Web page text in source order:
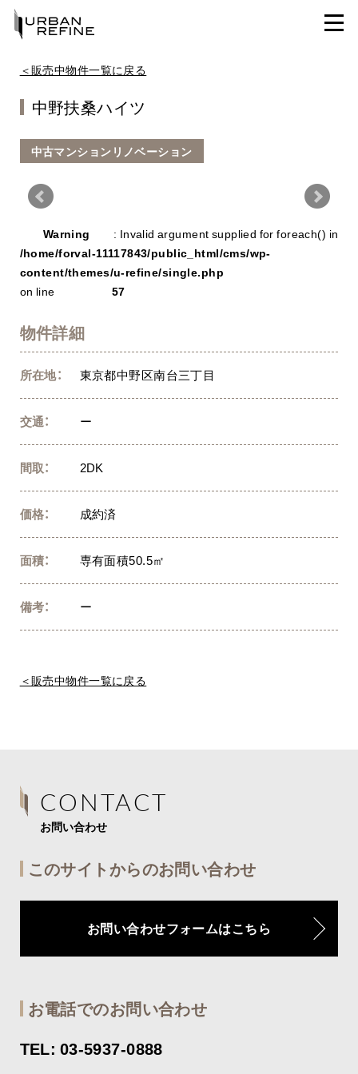
＜販売中物件一覧に戻る
中野扶桑ハイツ
中古マンションリノベーション
Warning
: Invalid argument supplied for foreach() in
/home/forval-11117843/public_html/cms/wp-
content/themes/u-refine/single.php
on line
57
物件詳細
所在地： 東京都中野区南台三丁目
交通： ー
間取： 2DK
価格： 成約済
面積： 専有面積50.5㎡
備考： ー
＜販売中物件一覧に戻る
CONTACT
お問い合わせ
このサイトからのお問い合わせ
お問い合わせフォームはこちら
お電話でのお問い合わせ
TEL: 03-5937-0888